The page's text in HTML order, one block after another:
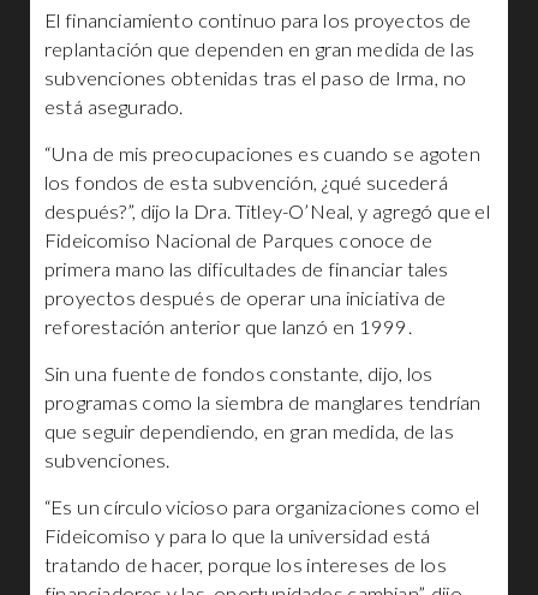
El financiamiento continuo para los proyectos de
replantación que dependen en gran medida de las
subvenciones obtenidas tras el paso de Irma, no
está asegurado.
“Una de mis preocupaciones es cuando se agoten
los fondos de esta subvención, ¿qué sucederá
después?”, dijo la Dra. Titley-O’Neal, y agregó que el
Fideicomiso Nacional de Parques conoce de
primera mano las dificultades de financiar tales
proyectos después de operar una iniciativa de
reforestación anterior que lanzó en 1999.
Sin una fuente de fondos constante, dijo, los
programas como la siembra de manglares tendrían
que seguir dependiendo, en gran medida, de las
subvenciones.
“Es un círculo vicioso para organizaciones como el
Fideicomiso y para lo que la universidad está
tratando de hacer, porque los intereses de los